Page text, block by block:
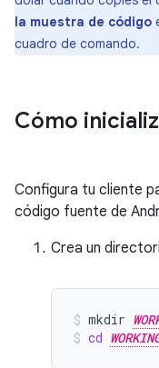
la muestra de código
cuadro de comando.
Cómo
Configura tu cliente
código fuente de
Crea un
mkdir
cd